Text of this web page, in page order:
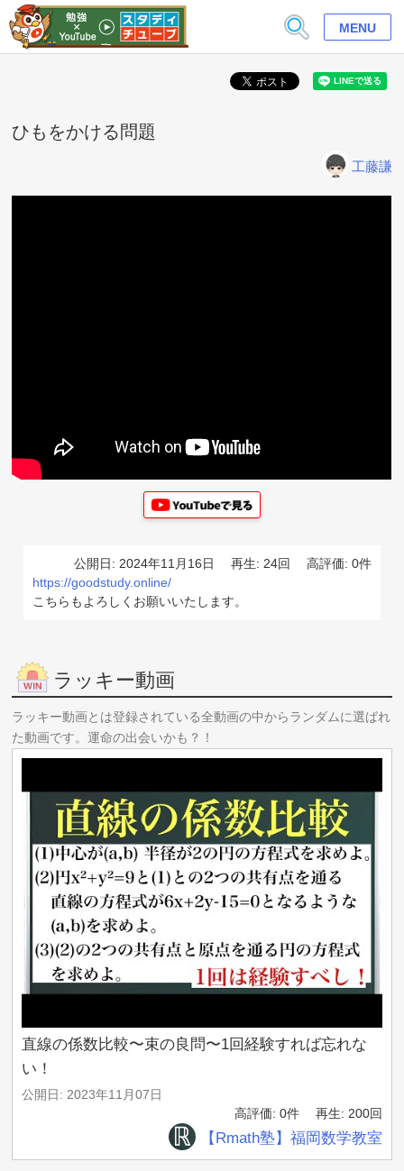
MENU
ひもをかける問題
工藤謙
高評価: 0件
再生: 24回
公開日: 2024年11月16日
https://goodstudy.online/
こちらもよろしくお願いいたします。
ラッキー動画
ラッキー動画とは登録されている全動画の中からランダムに選ばれ
た動画です。運命の出会いかも？！
直線の係数比較〜束の良問〜1回経験すれば忘れな
い！
公開日: 2023年11月07日
再生: 200回
高評価: 0件
【Rmath塾】福岡数学教室